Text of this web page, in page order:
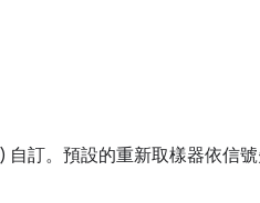
訂。預設的重新取樣器依信